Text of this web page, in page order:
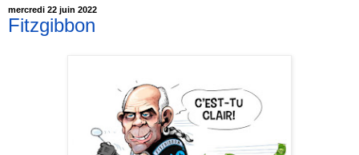
mercredi 22 juin 2022
Fitzgibbon